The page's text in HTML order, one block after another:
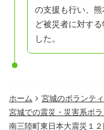
の支援も行い、
ど被災者に対す
した。
ホーム
宮城のボランテ
宮城での震災・災害系ボ
南三陸町東日本大震災１